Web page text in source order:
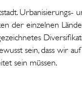
Urbanisierungs-
der einzelnen
sein, dass wir
sein müssen.